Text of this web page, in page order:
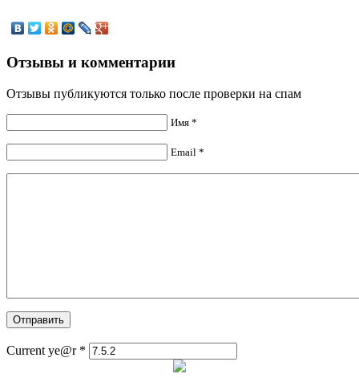
Отзывы и комментарии
Отзывы публикуются только после проверки на спам
Имя *
Email *
Current ye@r *